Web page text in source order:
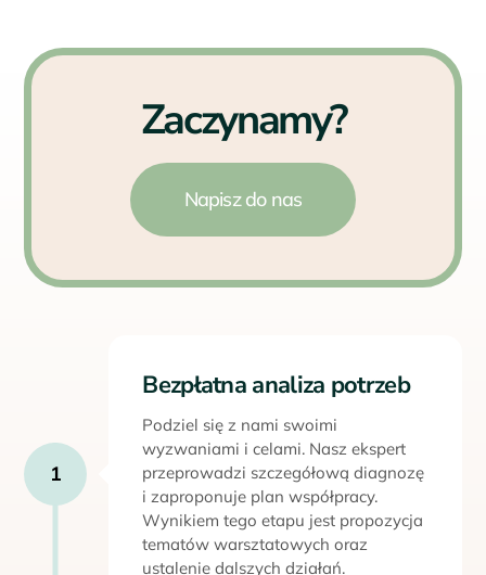
Zaczynamy?
Napisz do nas
Bezpłatna analiza potrzeb
Podziel się z nami swoimi
wyzwaniami i celami. Nasz ekspert
przeprowadzi szczegółową diagnozę
i zaproponuje plan współpracy.
Wynikiem tego etapu jest propozycja
tematów warsztatowych oraz
ustalenie dalszych działań.
1